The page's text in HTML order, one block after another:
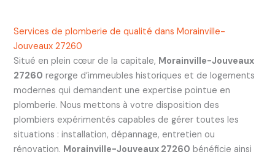
Services de plomberie de qualité dans Morainville-
Jouveaux 27260
Situé en plein cœur de la capitale, Morainville-Jouveaux
27260 regorge d’immeubles historiques et de logements
modernes qui demandent une expertise pointue en
plomberie. Nous mettons à votre disposition des
plombiers expérimentés capables de gérer toutes les
situations : installation, dépannage, entretien ou
rénovation. Morainville-Jouveaux 27260 bénéficie ainsi